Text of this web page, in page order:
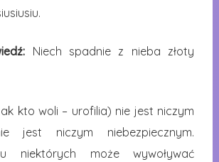
Niech spadnie z nieba złoty
kto woli – urofilia) nie jest niczym
jest niczym niebezpiecznym.
niektórych może wywoływać